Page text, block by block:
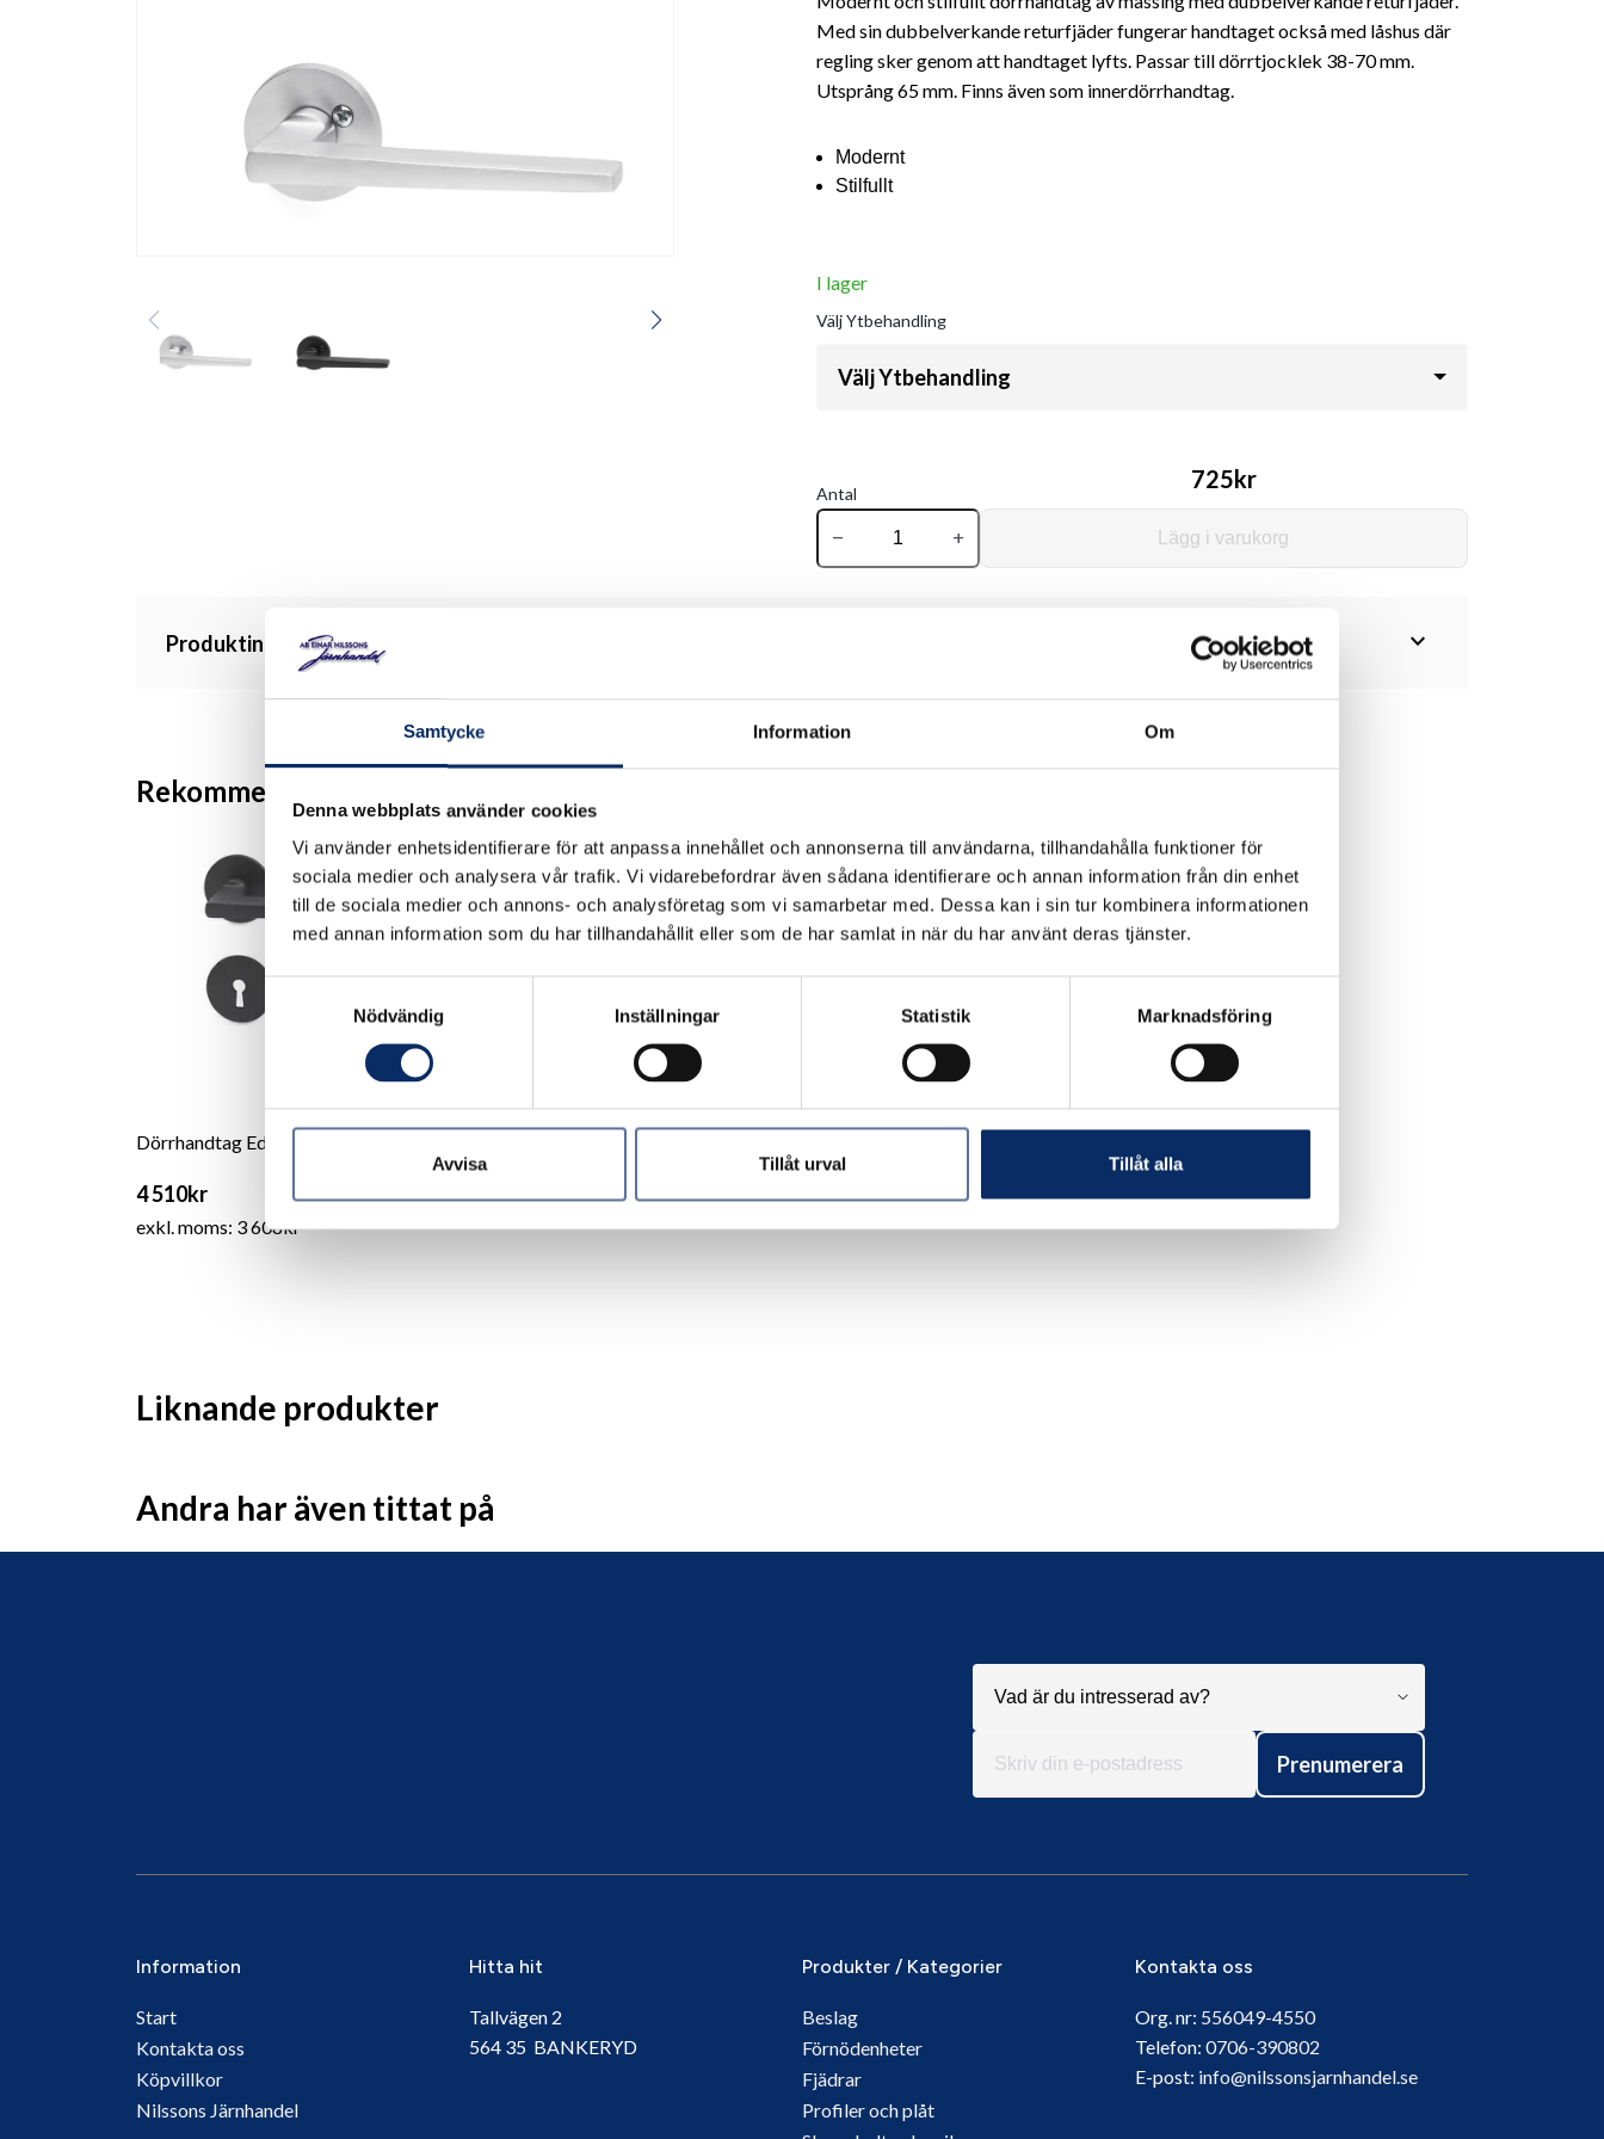
Samtycke Information Om
Denna webbplats använder cookies
Vi använder enhetsidentifierare för att anpassa innehållet och annonserna till användarna, tillhandahålla funktioner för
sociala medier och analysera vår trafik. Vi vidarebefordrar även sådana identifierare och annan information från din enhet
till de sociala medier och annons- och analysföretag som vi samarbetar med. Dessa kan i sin tur kombinera informationen
med annan information som du har tillhandahållit eller som de har samlat in när du har använt deras tjänster.
Nödvändig
Inställningar Statistik Marknadsföring
Avvisa Tillåt urval Tillåt alla
Med sin dubbelverkande returfjäder fungerar handtaget också med låshus där
regling sker genom att handtaget lyfts. Passar till dörrtjocklek 38-70 mm.
Utsprång 65 mm. Finns även som innerdörrhandtag.
Modernt
Stilfullt
I lager
VäljYtbehandling
Välj Ytbehandling
Antal
remove add
725kr
Lägg i varukorg
Produktinformation expand_more
Rekommenderade produkter
Dörrhandtag Edmonton för innerdörrar
4 510kr
exkl. moms: 3 608kr
Liknande produkter
Andra har även tittat på
Prenumerera
Information
Start
Kontakta oss
Köpvillkor
Nilssons Järnhandel
Hitta hit
Tallvägen 2
564 35 BANKERYD
Produkter / Kategorier
Beslag
Förnödenheter
Fjädrar
Profiler och plåt
Kontakta oss
Org. nr: 556049-4550
Telefon: 0706-390802
E-post: info@nilssonsjarnhandel.se